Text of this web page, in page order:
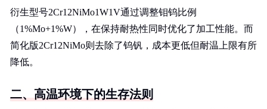
衍生型号2Cr12NiMo1W1V通过调整钼钨比例
（1%Mo+1%W），在保持耐热性同时优化了加工性能。而
简化版2Cr12NiMo则去除了钨钒，成本更低但耐温上限有所
降低。
二、高温环境下的生存法则